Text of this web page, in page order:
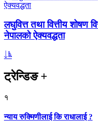
लघुवित्त तथा वित्तीय शोषण
नेपालको ऐक्यवद्धता
ट्रेन्डिङ+
१
न्याय रुक्मिणीलाई कि राधालाई ?